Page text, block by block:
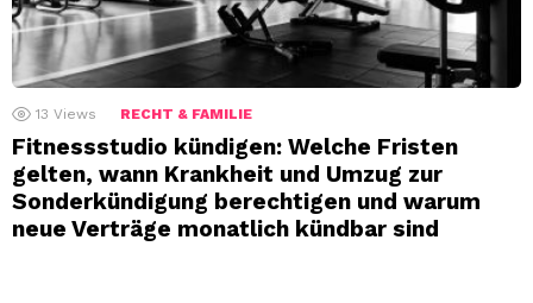
13 Views RECHT & FAMILIE
Fitnessstudio kündigen: Welche Fristen
gelten, wann Krankheit und Umzug zur
Sonderkündigung berechtigen und warum
neue Verträge monatlich kündbar sind